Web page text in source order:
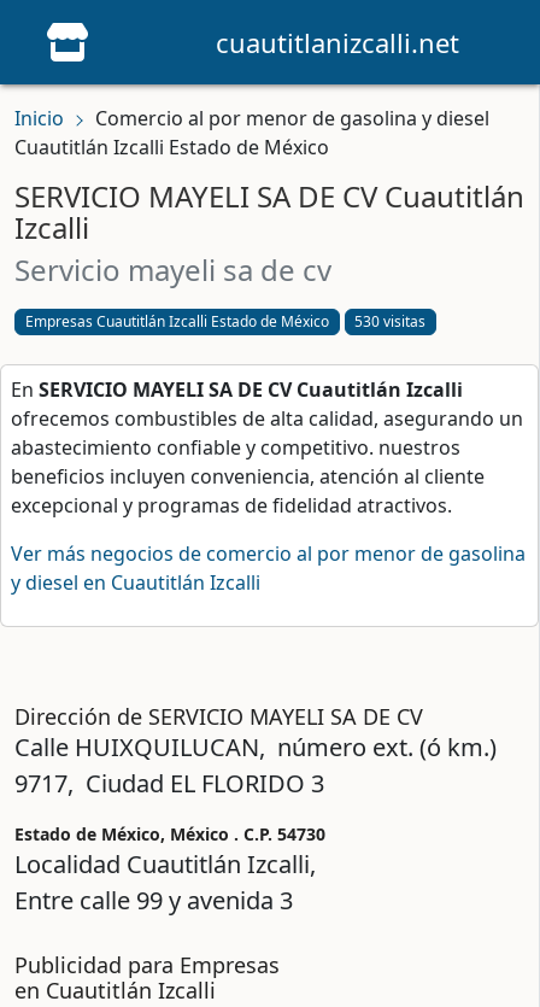
cuautitlanizcalli.net
Inicio
Comercio al por menor de gasolina y diesel
Cuautitlán Izcalli Estado de México
SERVICIO MAYELI SA DE CV Cuautitlán
Izcalli
servicio mayeli sa de cv
Empresas Cuautitlán Izcalli Estado de México 530 visitas
En SERVICIO MAYELI SA DE CV Cuautitlán Izcalli
ofrecemos combustibles de alta calidad, asegurando un
abastecimiento confiable y competitivo. nuestros
beneficios incluyen conveniencia, atención al cliente
excepcional y programas de fidelidad atractivos.
Ver más negocios de comercio al por menor de gasolina
y diesel en Cuautitlán Izcalli
Dirección de SERVICIO MAYELI SA DE CV
Calle HUIXQUILUCAN, número ext. (ó km.)
9717, Ciudad EL FLORIDO 3
Estado de México, México . C.P. 54730
Localidad Cuautitlán Izcalli,
Entre calle 99y avenida 3
Publicidad para Empresas
en Cuautitlán Izcalli